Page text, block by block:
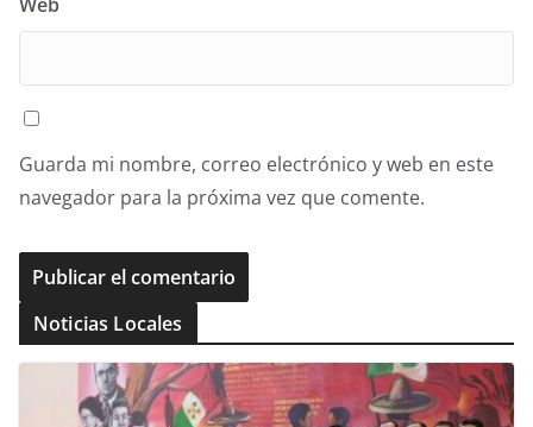
Guarda mi nombre, correo electrónico y web en este
navegador para la próxima vez que comente.
Noticias Locales